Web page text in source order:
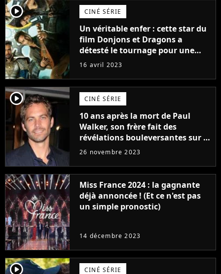
player2 CINÉ SÉRIE
Un véritable enfer : cette star du
film Donjons et Dragons a
détesté le tournage pour une
raison très spéciale
16 avril 2023
player2 CINÉ SÉRIE
10 ans après la mort de Paul
Walker, son frère fait des
révélations bouleversantes sur la
réaction des acteurs de Fast and
26 novembre 2023
Miss France 2024 : la gagnante
déjà annoncée ! (Et ce n'est pas
un simple pronostic)
14 décembre 2023
player2 CINÉ SÉRIE